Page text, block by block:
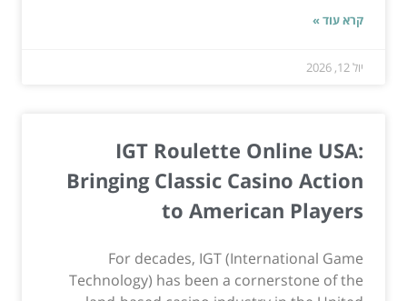
קרא עוד »
יול 12, 2026
IGT Roulette Online USA:
Bringing Classic Casino Action
to American Players
For decades, IGT (International Game
Technology) has been a cornerstone of the